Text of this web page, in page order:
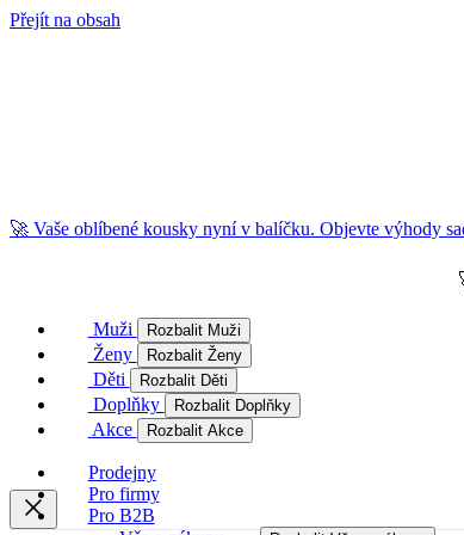
Přejít na obsah
🚀 Vaše oblíbené kousky nyní v balíčku. Objevte výhody
Muži Rozbalit Muži
Ženy Rozbalit Ženy
Děti Rozbalit Děti
Doplňky Rozbalit Doplňky
Akce Rozbalit Akce
Prodejny
Pro firmy
Pro B2B